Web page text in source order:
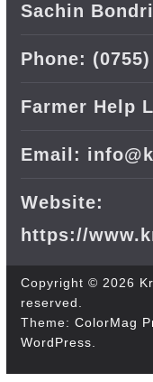
Sachin
Phone:
Farmer Help
Email:
Website:
https://
Copyright © 2026
reserved.
Theme: ColorMag
WordPress